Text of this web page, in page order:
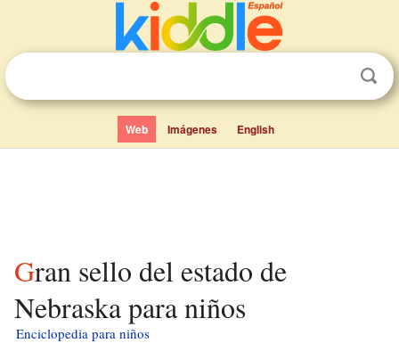
Web Imágenes English
Gran sello del estado de
Nebraska para niños
Enciclopedia para niños